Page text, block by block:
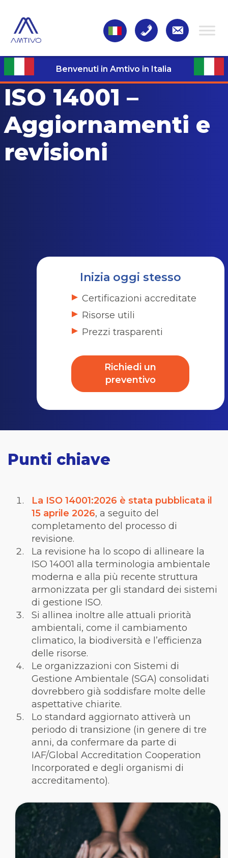
Benvenuti in Amtivo in Italia
ISO 14001 –
Aggiornamenti e
revisioni
Inizia oggi stesso
Certificazioni accreditate
Risorse utili
Prezzi trasparenti
Richiedi un
preventivo
Punti chiave
La ISO 14001:2026 è stata pubblicata il
15 aprile 2026, a seguito del
completamento del processo di
revisione.
La revisione ha lo scopo di allineare la
ISO 14001 alla terminologia ambientale
moderna e alla più recente struttura
armonizzata per gli standard dei sistemi
di gestione ISO.
Si allinea inoltre alle attuali priorità
ambientali, come il cambiamento
climatico, la biodiversità e l’efficienza
delle risorse.
Le organizzazioni con Sistemi di
Gestione Ambientale (SGA) consolidati
dovrebbero già soddisfare molte delle
aspettative chiarite.
Lo standard aggiornato attiverà un
periodo di transizione (in genere di tre
anni, da confermare da parte di
IAF/Global Accreditation Cooperation
Incorporated e degli organismi di
accreditamento).